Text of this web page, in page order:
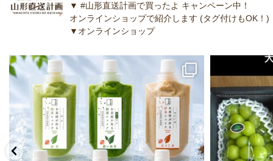
▼ #山形直送計画で買ったよ キャンペーン中！
オンラインショップで紹介します (タグ付けもOK！)
▼オンラインショップ